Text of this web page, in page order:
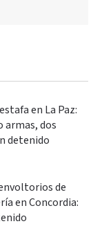
en La Paz:
armas, dos
detenido
de
en Concordia: